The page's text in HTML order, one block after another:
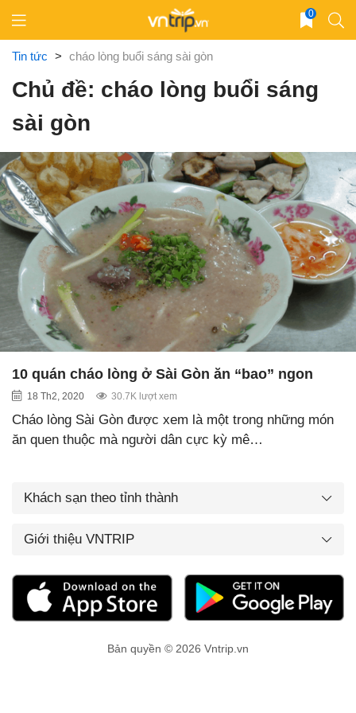
content
0
Tin tức > cháo lòng buổi sáng sài gòn
Chủ đề: cháo lòng buổi sáng
sài gòn
10 quán cháo lòng ở Sài Gòn ăn “bao” ngon
18 Th2, 2020 30.7K lượt xem
Cháo lòng Sài Gòn được xem là một trong những món
ăn quen thuộc mà người dân cực kỳ mê…
Khách sạn theo tỉnh thành
Giới thiệu VNTRIP
Bản quyền © 2026 Vntrip.vn